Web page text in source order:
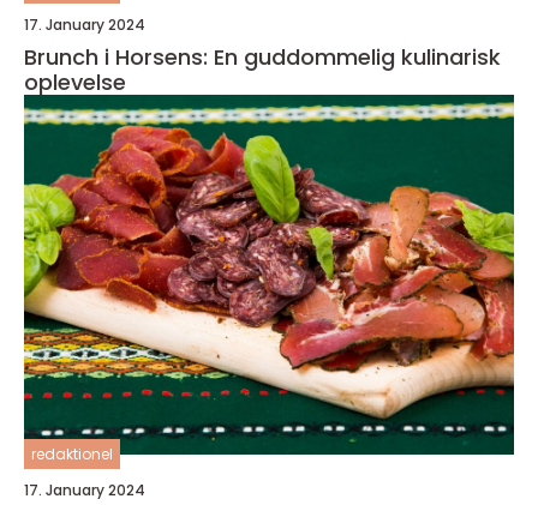
17. January 2024
Brunch i Horsens: En guddommelig kulinarisk
oplevelse
redaktionel
17. January 2024